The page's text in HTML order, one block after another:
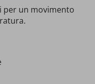
per un movimento